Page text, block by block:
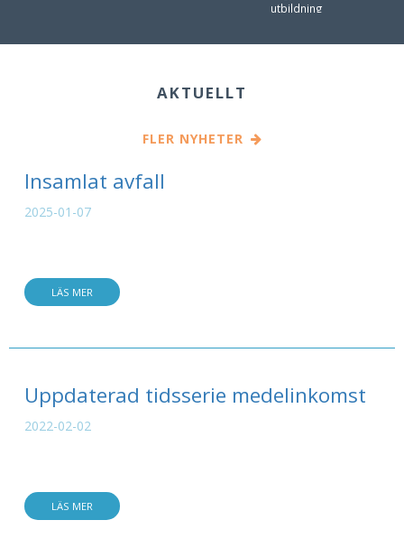
utbildning
AKTUELLT
FLER NYHETER
Insamlat avfall
2025-01-07
LÄS MER
Uppdaterad tidsserie medelinkomst
2022-02-02
LÄS MER